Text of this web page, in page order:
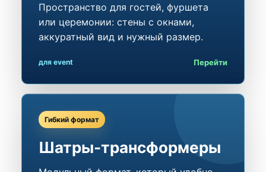
Пространство для гостей, фуршета
или церемонии: стены с окнами,
аккуратный вид и нужный размер.
для event Перейти
Гибкий формат
Шатры-трансформеры